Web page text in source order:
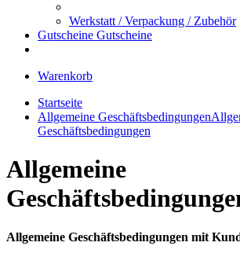
Werkstatt / Verpackung / Zubehör
Gutscheine Gutscheine
Warenkorb
Startseite
Allgemeine Geschäftsbedingungen
Geschäftsbedingungen
Allgemeine
Allgemeine Geschäftsbedingungen mit